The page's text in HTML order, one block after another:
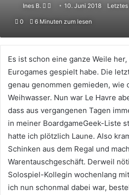
Ines B.
Follow
Sende10. Juni 2018 Letztes
0 6 Minuten zum lesen
Es ist schon eine ganze Weile
Eurogames gespielt habe. Die
genau genommen gemieden, wie
Weihwasser. Nun war Le Havre
dass aus vergangenen Tagen
in meiner BoardgameGeek-Liste
hatte ich plötzlich Laune. Also
Schinken aus dem Regal und
Warentauschgeschäft. Derweil
Solospiel-Kollegin wochenlang
ich nun schonmal dabei war,